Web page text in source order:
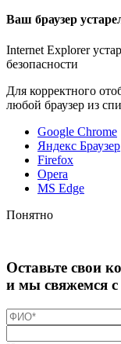
Ваш браузер
Internet Explorer
безопасности
Для корректного
любой браузер из
Google Chrome
Яндекс Браузер
Firefox
Opera
MS Edge
Понятно
Оставьте свои
и мы свяжемся